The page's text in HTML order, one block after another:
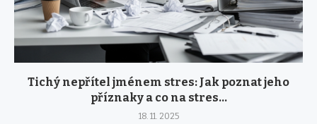
Tichý nepřítel jménem stres: Jak poznat jeho
příznaky a co na stres...
18. 11. 2025